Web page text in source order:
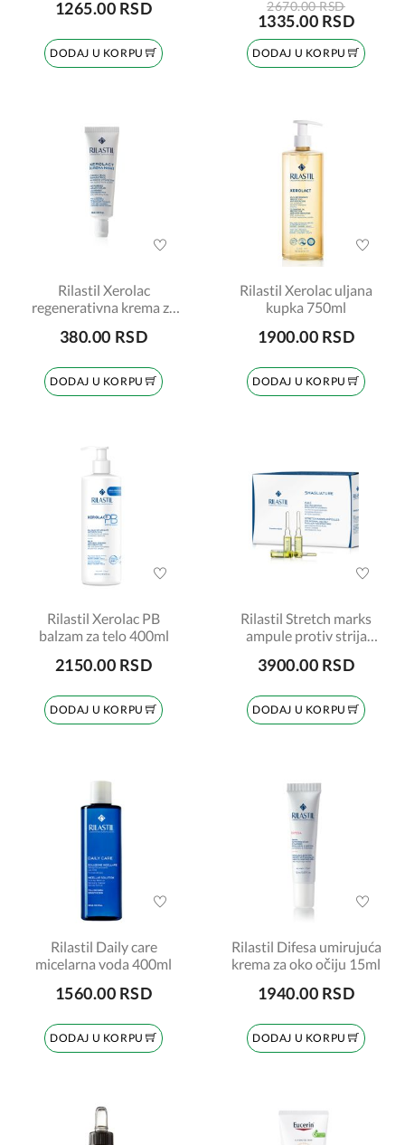
1265.00 RSD
DODAJ U KORPU
2670.00 RSD
1335.00 RSD
DODAJ U KORPU
Rilastil Xerolac
regenerativna krema za
380.00 RSD
DODAJ U KORPU
Rilastil Xerolac uljana
kupka 750ml
1900.00 RSD
DODAJ U KORPU
Rilastil Xerolac PB
balzam za telo 400ml
2150.00 RSD
DODAJ U KORPU
Rilastil Stretch marks
ampule protiv strija
3900.00 RSD
DODAJ U KORPU
Rilastil Daily care
micelarna voda 400ml
1560.00 RSD
DODAJ U KORPU
Rilastil Difesa umirujuća
krema za oko očiju 15ml
1940.00 RSD
DODAJ U KORPU